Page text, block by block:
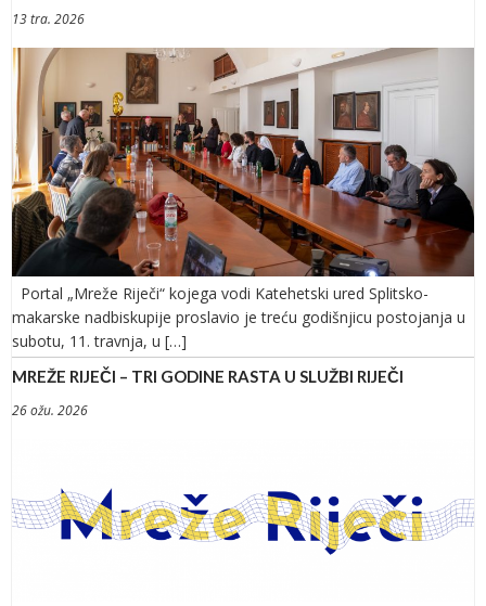
13 tra. 2026
Portal „Mreže Riječi“ kojega vodi Katehetski ured Splitsko-
makarske nadbiskupije proslavio je treću godišnjicu postojanja u
subotu, 11. travnja, u […]
MREŽE RIJEČI – TRI GODINE RASTA U SLUŽBI RIJEČI
26 ožu. 2026